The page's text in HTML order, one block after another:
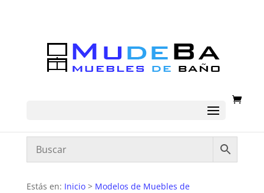
Estás en: Inicio> Modelos de Muebles de